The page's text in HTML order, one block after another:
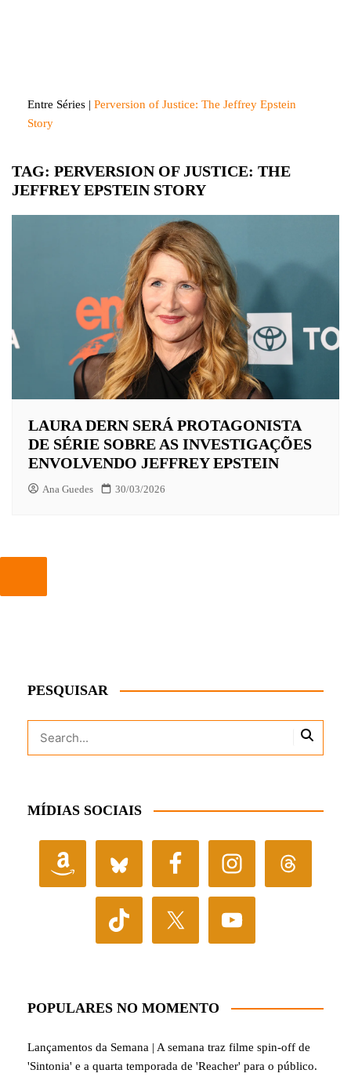
Entre Séries | Perversion of Justice: The Jeffrey Epstein
Story
TAG: PERVERSION OF JUSTICE: THE
JEFFREY EPSTEIN STORY
LAURA DERN SERÁ PROTAGONISTA
DE SÉRIE SOBRE AS INVESTIGAÇÕES
ENVOLVENDO JEFFREY EPSTEIN
Ana Guedes 30/03/2026
PESQUISAR
MÍDIAS SOCIAIS
POPULARES NO MOMENTO
Lançamentos da Semana | A semana traz filme spin-off de
'Sintonia' e a quarta temporada de 'Reacher' para o público.